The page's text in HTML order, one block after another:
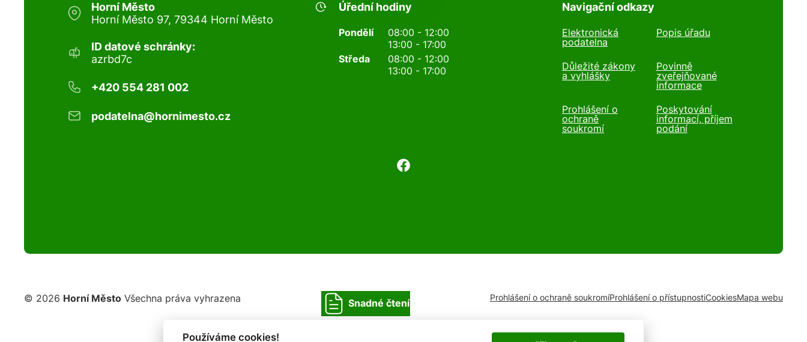
Horní Město
Horní Město 97, 79344 Horní Město
ID datové schránky:
azrbd7c
+420 554 281 002
podatelna@hornimesto.cz
Úřední hodiny
Pondělí
08:00 - 12:00
13:00 - 17:00
Středa
08:00 - 12:00
13:00 - 17:00
Navigační odkazy
Elektronická
podatelna
Popis úřadu
Důležité zákony
a vyhlášky
Povinně
zveřejňované
informace
Prohlášení o
ochraně
soukromí
Poskytování
informací, příjem
podání
© 2026 Horní Město Všechna práva vyhrazena Snadné čtení Prohlášení o ochraně soukromíProhlášení o přístupnostiCookiesMapa webu
Používáme cookies!